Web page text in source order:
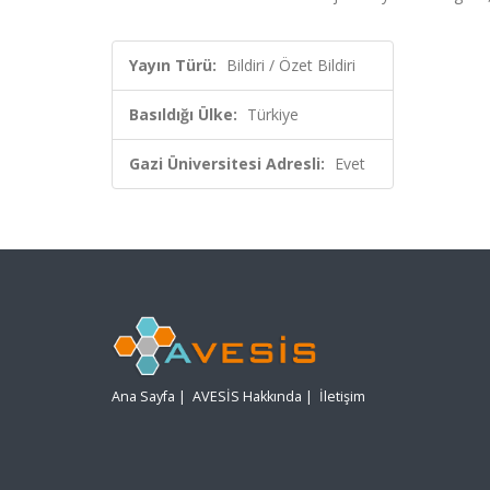
Yayın Türü: Bildiri / Özet Bildiri
Basıldığı Ülke: Türkiye
Gazi Üniversitesi Adresli: Evet
Ana Sayfa | AVESİS Hakkında | İletişim